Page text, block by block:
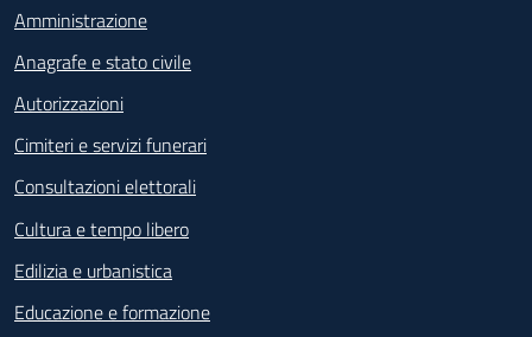
Amministrazione
Anagrafe e stato civile
Autorizzazioni
Cimiteri e servizi funerari
Consultazioni elettorali
Cultura e tempo libero
Edilizia e urbanistica
Educazione e formazione